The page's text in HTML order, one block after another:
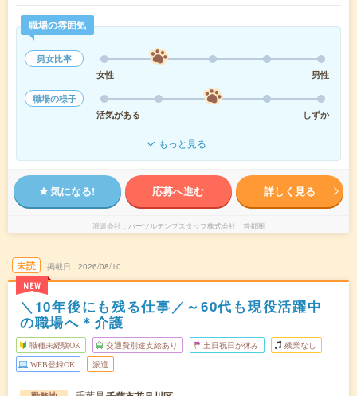
職場の雰囲気
男女比率
女性
男性
職場の様子
活気がある
しずか
もっと見る
気になる! 応募へ進む 詳しく見る
派遣会社 パーソルテンプスタッフ株式会社 首都圏
未読
NEW
掲載日 2026/08/10
＼10年後にも残る仕事／～60代も現役活躍中
の職場へ＊介護
職種未経験OK 交通費別途支給あり 土日祝日が休み 残業なし
WEB登録OK 派遣